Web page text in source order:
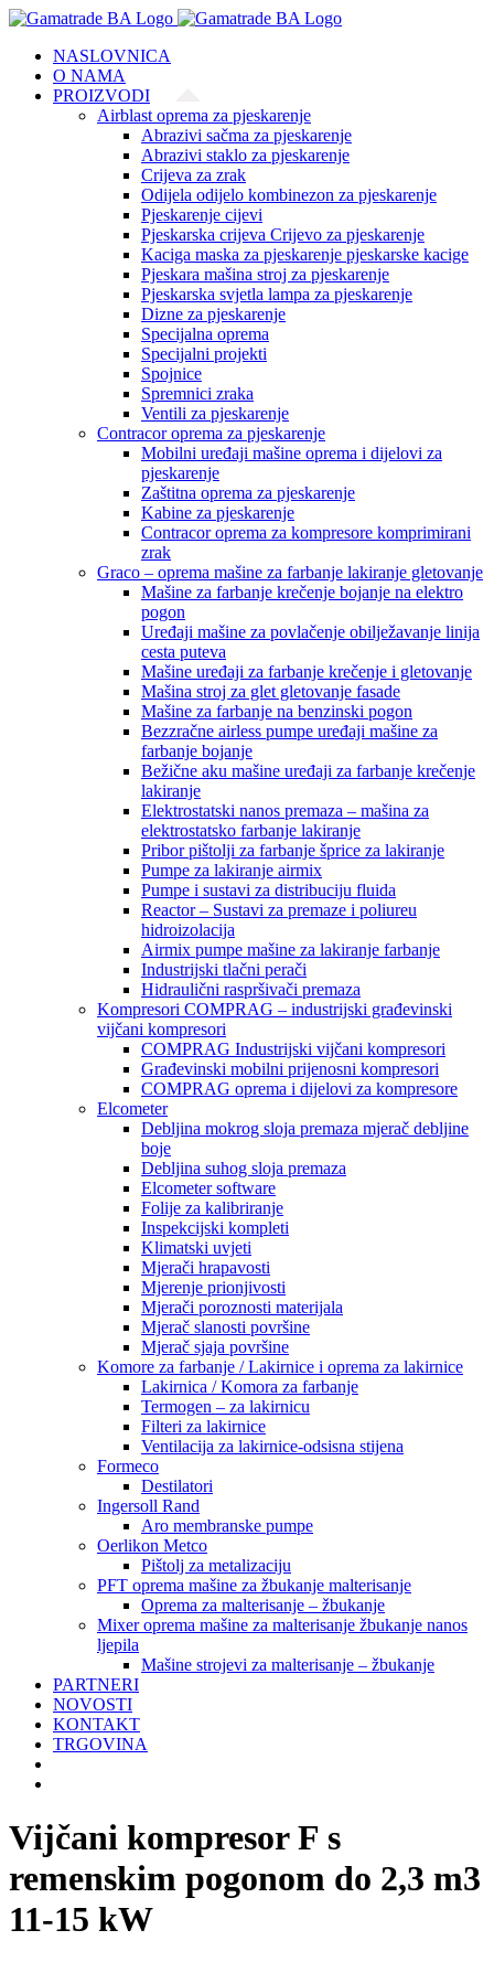
Skip
contentNASLOVNICA
O NAMA
PROIZVODI
Airblast oprema za pjeskarenje
Abrazivi sačma za pjeskarenje
Abrazivi staklo za pjeskarenje
Crijeva za zrak
Odijela odijelo kombinezon za pjeskarenje
Pjeskarenje cijevi
Pjeskarska crijeva Crijevo za pjeskarenje
Kaciga maska za pjeskarenje pjeskarske kacige
Pjeskara mašina stroj za pjeskarenje
Pjeskarska svjetla lampa za pjeskarenje
Dizne za pjeskarenje
Specijalna oprema
Specijalni projekti
Spojnice
Spremnici zraka
Ventili za pjeskarenje
Contracor oprema za pjeskarenje
Mobilni uređaji mašine oprema i dijelovi za
pjeskarenje
Zaštitna oprema za pjeskarenje
Kabine za pjeskarenje
Contracor oprema za kompresore komprimirani
zrak
Graco – oprema mašine za farbanje lakiranje gletovanje
Mašine za farbanje krečenje bojanje na elektro
pogon
Uređaji mašine za povlačenje obilježavanje linija
cesta puteva
Mašine uređaji za farbanje krečenje i gletovanje
Mašina stroj za glet gletovanje fasade
Mašine za farbanje na benzinski pogon
Bezzračne airless pumpe uređaji mašine za
farbanje bojanje
Bežične aku mašine uređaji za farbanje krečenje
lakiranje
Elektrostatski nanos premaza – mašina za
elektrostatsko farbanje lakiranje
Pribor pištolji za farbanje šprice za lakiranje
Pumpe za lakiranje airmix
Pumpe i sustavi za distribuciju fluida
Reactor – Sustavi za premaze i poliureu
hidroizolacija
Airmix pumpe mašine za lakiranje farbanje
Industrijski tlačni perači
Hidraulični raspršivači premaza
Kompresori COMPRAG – industrijski građevinski
vijčani kompresori
COMPRAG Industrijski vijčani kompresori
Građevinski mobilni prijenosni kompresori
COMPRAG oprema i dijelovi za kompresore
Elcometer
Debljina mokrog sloja premaza mjerač debljine
boje
Debljina suhog sloja premaza
Elcometer software
Folije za kalibriranje
Inspekcijski kompleti
Klimatski uvjeti
Mjerači hrapavosti
Mjerenje prionjivosti
Mjerači poroznosti materijala
Mjerač slanosti površine
Mjerač sjaja površine
Komore za farbanje / Lakirnice i oprema za lakirnice
Lakirnica / Komora za farbanje
Termogen – za lakirnicu
Filteri za lakirnice
Ventilacija za lakirnice-odsisna stijena
Formeco
Destilatori
Ingersoll Rand
Aro membranske pumpe
Oerlikon Metco
Pištolj za metalizaciju
PFT oprema mašine za žbukanje malterisanje
Oprema za malterisanje – žbukanje
Mixer oprema mašine za malterisanje žbukanje nanos
ljepila
Mašine strojevi za malterisanje – žbukanje
PARTNERI
NOVOSTI
KONTAKT
TRGOVINA
Vijčani kompresor F s
remenskim pogonom do 2,3 m3
11-15 kW